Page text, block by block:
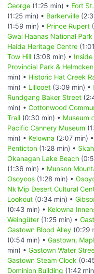
George (1:25 min) • Fort
(1:25 min) • Barkerville
(1:59 min) • Prince Rupert
Gwai Haanas National
Haida Heritage Centre
Tow Hill (3:08 min) •
Provincial Park &
min) • Historic Hat Creek
min) • Lillooet (3:09 min) •
Rundgang Baker Street
min) • Cottonwood
Trail (0:30 min) • Museum
Pacific Cannery Museum
min) • Kelowna (2:07 min) •
Penticton (1:28 min) •
Okanagan Lake Beach
(1:36 min) • Munson
Osoyoos (1:28 min) •
Nk'Mip Desert Cultural
Lookout (0:34 min) •
(0:43 min) • Kelowna
Weingüter (1:25 min) •
Gastown Blood Alley (0:29
(0:54 min) • Gastown,
min) • Gastown Water
Gastown Steam Clock
Dominion Building (1:42